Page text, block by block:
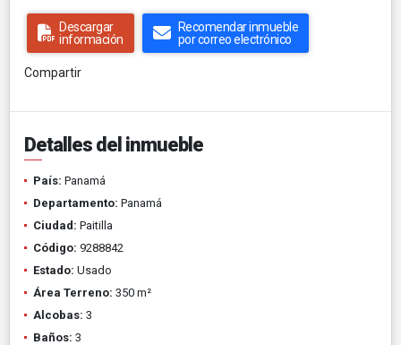
Descargar
información
Recomendar inmueble
por correo electrónico
Compartir
Detalles del inmueble
País: Panamá
Departamento: Panamá
Ciudad: Paitilla
Código: 9288842
Estado: Usado
Área Terreno: 350 m²
Alcobas: 3
Baños: 3